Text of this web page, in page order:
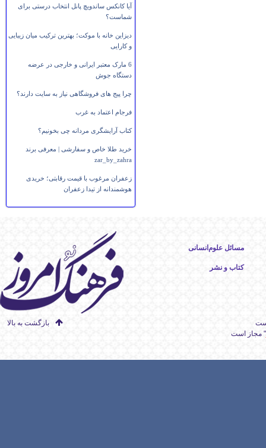
آیا کانکس ساندویچ پانل انتخاب درستی برای
شماست؟
دیزاین خانه با موکت؛ بهترین ترکیب میان زیبایی
و کارایی
6 مارک معتبر ایرانی و خارجی در عرضه
دستگاه جوش
چرا پیج های فروشگاهی نیاز به سایت دارند؟
فرجام اعتماد به غرب
کتاب آرایشگری مردانه چی بخونیم؟
خرید طلا خاص و سفارشی | معرفی برند
zar_by_zahra
زعفران مرغوب با قیمت رقابتی؛ خریدی
هوشمندانه از تیدا زعفران
مسائل علوم‌انسانی
کتاب و نشر
بازگشت به بالا
" مجاز است